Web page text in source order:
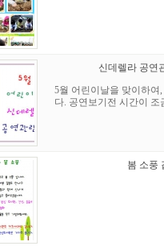
신데렐라 공연
5월 어린이날을 맞이하
다. 공연보기전 시간이
봄 소풍